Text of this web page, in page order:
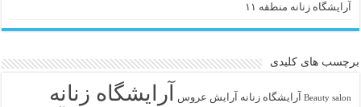
آرایشگاه زنانه منطقه ۱۱
برچسب های کلیدی
Beauty salon آرايشگاه زنانه آرایش عروس آرایشگاه زنانه